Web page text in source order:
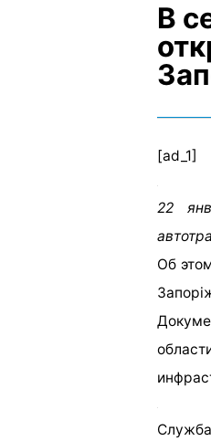
В
[ad_1]
22
Об